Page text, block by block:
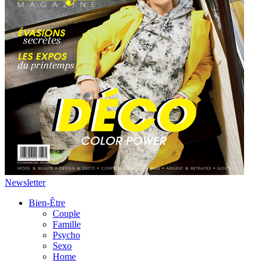
Newsletter
Bien-Être
Couple
Famille
Psycho
Sexo
Home